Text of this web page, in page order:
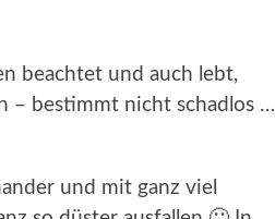
beachtet und auch lebt,
– bestimmt nicht schadlos …
und mit ganz viel